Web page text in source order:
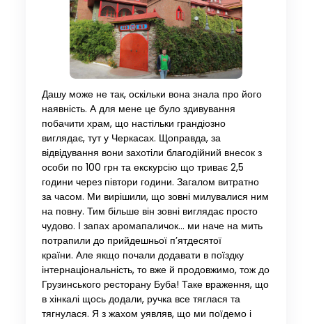
Дашу може не так, оскільки вона знала про його
наявність. А для мене це було здивування
побачити храм, що настільки грандіозно
виглядає, тут у Черкасах. Щоправда, за
відвідування вони захотіли благодійний внесок з
особи по 100 грн та екскурсію що триває 2,5
години через півтори години. Загалом витратно
за часом. Ми вирішили, що зовні милувалися ним
на повну. Тим більше він зовні виглядає просто
чудово. І запах аромапаличок… ми наче на мить
потрапили до прийдешньої п’ятдесятої
країни. Але якщо почали додавати в поїздку
інтернаціональність, то вже й продовжимо, тож до
Грузинського ресторану Буба! Таке враження, що
в хінкалі щось додали, ручка все тяглася та
тягнулася. Я з жахом уявляв, що ми поїдемо і